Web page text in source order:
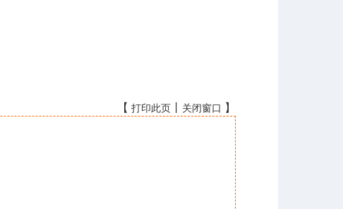
【 打印此页 关闭窗口 】